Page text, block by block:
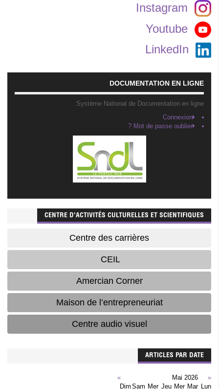
Instagram
Youtube
LinkedIn
DOCUMENTATION EN LIGNE
Système National de Documentation en ligne.
Connexion
Mot de passe oublier ?
CENTRE D'ACTIVITÉS CULTURELLES ET SCIENTIFIQUES
Centre des carrières
CEIL
Amercian Corner
Maison de l’entrepreneuriat
Centre audio visuel
ARTICLES PAR DATE
«
Mai 2026
»
Lun
Mar
Mer
Jeu
Mer
Sam
Dim